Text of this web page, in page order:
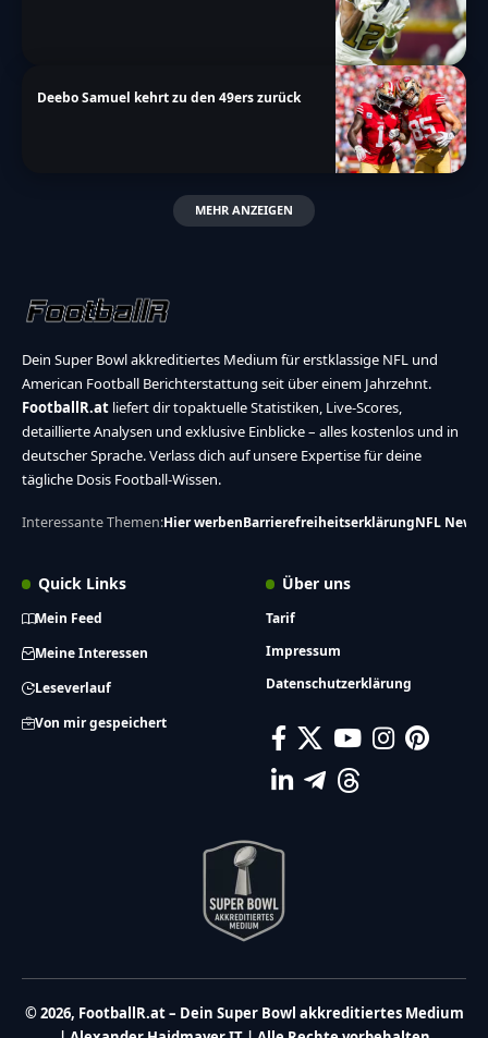
Deebo Samuel kehrt zu den 49ers zurück
MEHR ANZEIGEN
Dein Super Bowl akkreditiertes Medium für erstklassige NFL und
American Football Berichterstattung seit über einem Jahrzehnt.
FootballR.at liefert dir topaktuelle Statistiken, Live-Scores,
detaillierte Analysen und exklusive Einblicke – alles kostenlos und in
deutscher Sprache. Verlass dich auf unsere Expertise für deine
tägliche Dosis Football-Wissen.
Interessante Themen:Hier werbenBarrierefreiheitserklärungNFL News
Quick Links
Mein Feed
Meine Interessen
Leseverlauf
Von mir gespeichert
Über uns
Tarif
Impressum
Datenschutzerklärung
© 2026, FootballR.at – Dein Super Bowl akkreditiertes Medium